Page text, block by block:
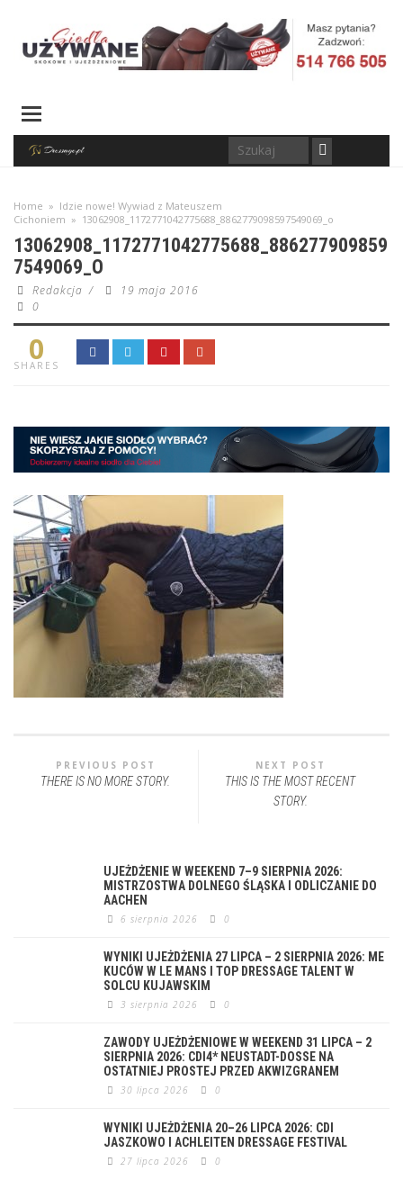
Home » Idzie nowe! Wywiad z Mateuszem
Cichoniem » 13062908_1172771042775688_8862779098597549069_o
13062908_1172771042775688_886277909859
7549069_O
Redakcja /
19 maja 2016
0
0
SHARES
PREVIOUS POST
THERE IS NO MORE STORY.
NEXT POST
THIS IS THE MOST RECENT
STORY.
UJEŻDŻENIE W WEEKEND 7–9 SIERPNIA 2026:
MISTRZOSTWA DOLNEGO ŚLĄSKA I ODLICZANIE DO
AACHEN
6 sierpnia 2026 0
WYNIKI UJEŻDŻENIA 27 LIPCA – 2 SIERPNIA 2026: ME
KUCÓW W LE MANS I TOP DRESSAGE TALENT W
SOLCU KUJAWSKIM
3 sierpnia 2026 0
ZAWODY UJEŻDŻENIOWE W WEEKEND 31 LIPCA – 2
SIERPNIA 2026: CDI4* NEUSTADT-DOSSE NA
OSTATNIEJ PROSTEJ PRZED AKWIZGRANEM
30 lipca 2026 0
WYNIKI UJEŻDŻENIA 20–26 LIPCA 2026: CDI
JASZKOWO I ACHLEITEN DRESSAGE FESTIVAL
27 lipca 2026 0